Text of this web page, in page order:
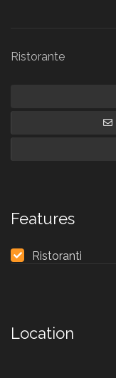
Ristorante
Features
Ristoranti
Location